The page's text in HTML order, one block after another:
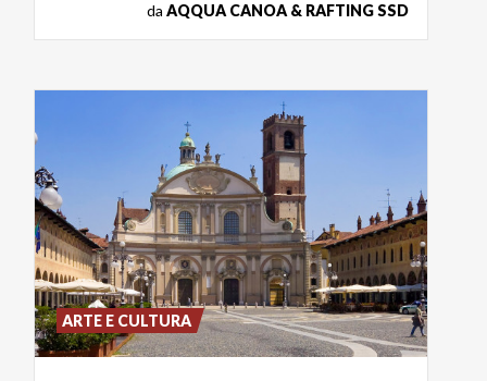
da AQQUA CANOA & RAFTING SSD
ARTE E CULTURA